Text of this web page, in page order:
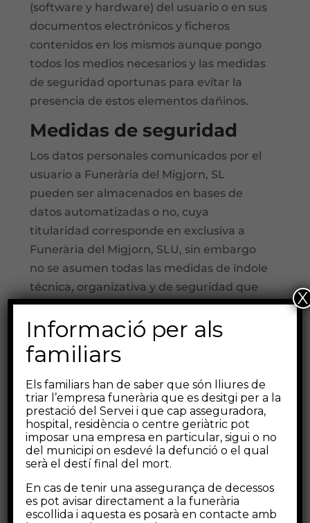
(software y hardware) del usuario o en sus
documentos electrónicos y ficheros
contenidos en los mismos aunque pongo
todos los medios necesarios y las medidas
de seguridad oportunas para evitar la
presencia de estos elementos dañinos.
Medidas de seguridad
Los datos personales comunicados por el
usuario a Funerària del Migjorn, SL
pueden ser almacenados en bases de
datos automatizadas o no, cuya
titularidad corresponde en exclusiva a
Funerària del Migjorn, SLU, sin embargo
no se asumen todas las medidas de índole
técnica, organizativa y de seguridad que
garantizan la confidencialidad, integridad
y calidad de la información contenida en
las mismas de acuerdo con lo establecido
en la normativa vigente en protección de
datos, debido a que existen datos de
carácter personal que se alojan en
servidores de terceros ¿A qué
destinatarios se comunicarán tus datos?
Ver Política de Privacidad. La
yhttp://www.
funerariadelmigjorn.comutiliza un canal
Informació per als
familiars
Els familiars han de saber que són lliures de
triar l’empresa funerària que es desitgi per a la
prestació del Servei i que cap asseguradora,
hospital, residència o centre geriàtric pot
imposar una empresa en particular, sigui o no
del municipi on esdevé la defunció o el qual
serà el destí final del mort.
En cas de tenir una assegurança de decessos
es pot avisar directament a la funerària
escollida i aquesta es posarà en contacte amb
X